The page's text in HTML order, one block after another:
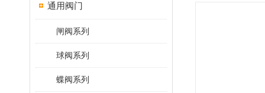
通用阀门
闸阀系列
球阀系列
蝶阀系列